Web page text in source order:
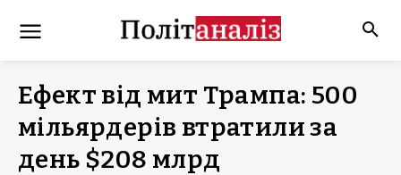
Ефект від мит Трампа: 500
мільярдерів втратили за
день $208 млрд